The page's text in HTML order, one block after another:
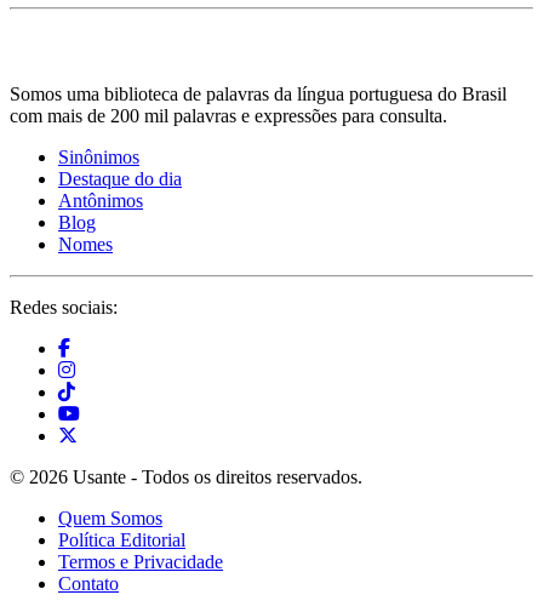
Somos uma biblioteca de palavras da língua portuguesa do Brasil
com mais de 200 mil palavras e expressões para consulta.
Sinônimos
Destaque do dia
Antônimos
Blog
Nomes
Redes sociais:
© 2026 Usante - Todos os direitos reservados.
Quem Somos
Política Editorial
Termos e Privacidade
Contato